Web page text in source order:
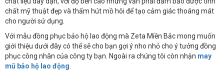
chất mỹ thuật đẹp và thấm hút mồ hôi để tạo cảm giác thoáng mát
cho người sử dụng.
Với mẫu đồng phục bảo hộ lao động mà Zeta Miền Bắc mong muốn
giới thiệu dưới đây có thể sẽ cho bạn gợi ý nho nhỏ cho ý tưởng đồng
phục công nhân của công ty bạn. Ngoài ra chúng tôi còn nhận may
mũ bảo hộ lao động